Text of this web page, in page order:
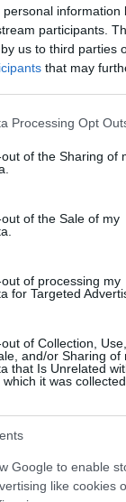
information
participants.
us to third parties
that may
website/app uses
visit or usage
to Google and
specified
Processing Opt
of the Sharing of
of the Sale of my
of processing my
for Targeted
of Collection, Use,
and/or Sharing of
that Is Unrelated
it was collected.
Google to enable
like cookies
dolce per